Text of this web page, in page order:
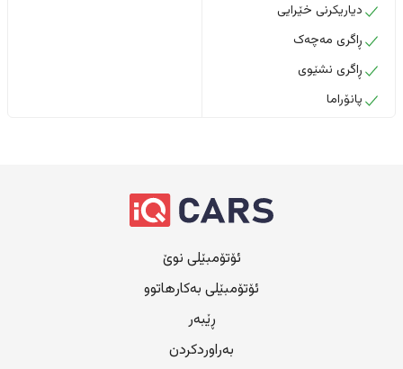
دیاریکرنی خێرایی
ڕاگری مەچەک
ڕاگری نشێوی
پانۆراما
ئۆتۆمبێلی نوێ
ئۆتۆمبێلی بەکارهاتوو
ڕێبەر
بەراوردکردن